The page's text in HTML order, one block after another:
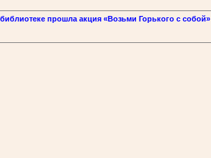
прошла акция «Возьми Горького с собой»